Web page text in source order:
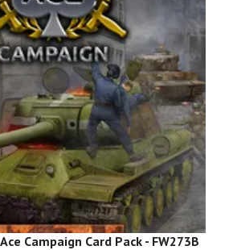
Campaign Card Pack - FW273B